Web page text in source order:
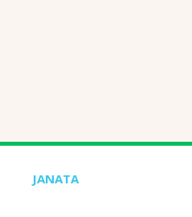
JANATA